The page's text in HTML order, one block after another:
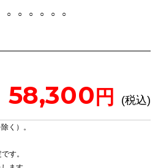
58,300
く）。
す。